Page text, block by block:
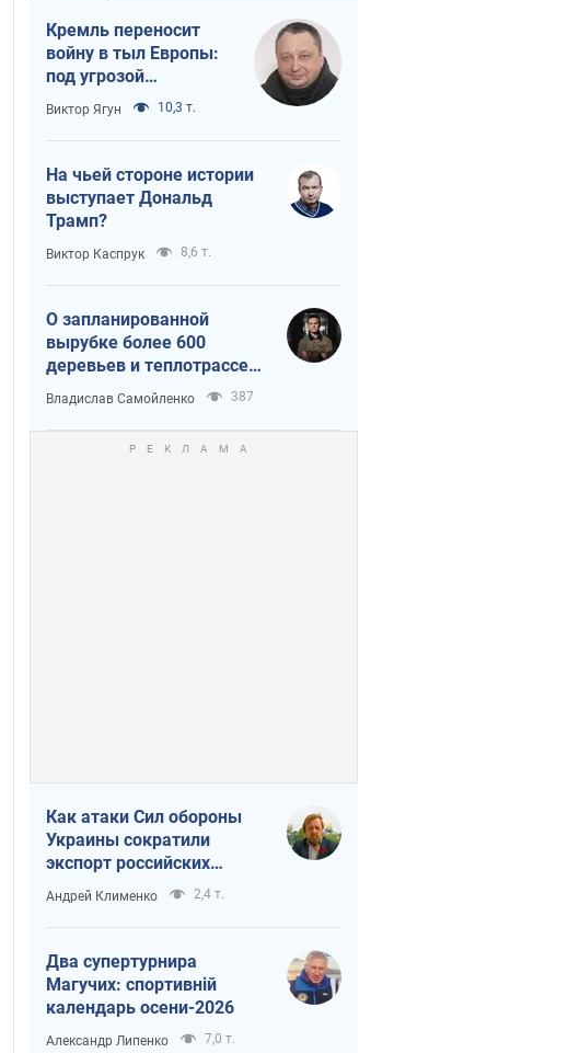
Кремль переносит
войну в тыл Европы:
под угрозой
критическая
логистика
Виктор Ягун 10,3 т.
На чьей стороне истории
выступает Дональд
Трамп?
Виктор Каспрук 8,6 т.
О запланированной
вырубке более 600
деревьев и теплотрассе:
что происходит на
Теремках в Киеве
Владислав Самойленко 387
Как атаки Сил обороны
Украины сократили
экспорт российских
нефтепродуктов
Андрей Клименко 2,4 т.
Два супертурнира
Магучих: спортивній
календарь осени-2026
Александр Липенко 7,0 т.